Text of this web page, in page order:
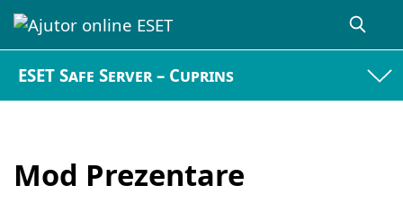
ESET Safe Server – Cuprins
Mod Prezentare